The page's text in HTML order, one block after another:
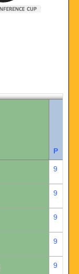
P
9
9
9
9
9